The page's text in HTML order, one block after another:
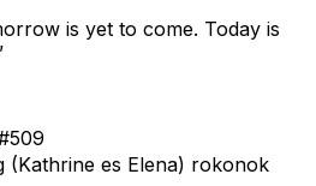
is yet to come. Today is
509
(Kathrine es Elena) rokonok